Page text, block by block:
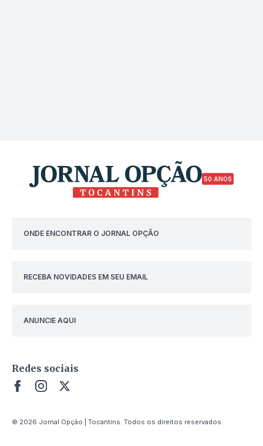
50 ANOS
ONDE ENCONTRAR O JORNAL OPÇÃO
RECEBA NOVIDADES EM SEU EMAIL
ANUNCIE AQUI
Redes sociais
© 2026 Jornal Opção | Tocantins. Todos os direitos reservados.